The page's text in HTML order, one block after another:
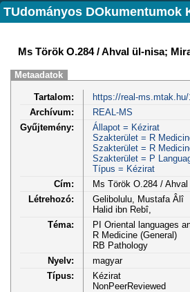
TUdományos DOkumentumok
Ms Török O.284 / Ahval ül-nisa;
Metaadatok
Tartalom:
https://real-ms.mtak.hu/
Archívum:
REAL-MS
Gyűjtemény:
Állapot = Kézirat
Szakterület = R
Szakterület = R
Szakterület = P
Típus = Kézirat
Cím:
Ms Török O.284 /
Létrehozó:
Gelibolulu, Mustafa Âlî
Halid ibn Rebî,
Téma:
PI Oriental languages
R Medicine (General)
RB Pathology
Nyelv:
magyar
Típus:
Kézirat
NonPeerReviewed